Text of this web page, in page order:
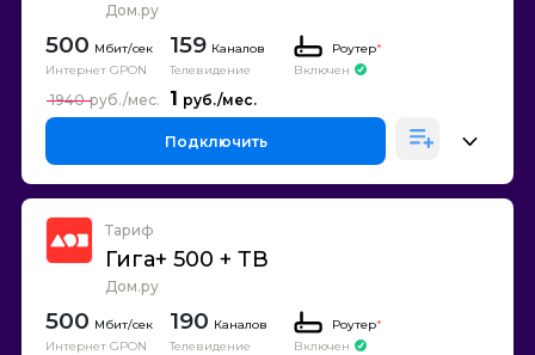
Дом.ру
500
Интернет GPON
159 Каналов
Телевидение
Роутер*
Включен
1
1940
Подключить
Тариф
Гига+ 500 + ТВ
Дом.ру
500
Интернет GPON
190 Каналов
Телевидение
Роутер*
Включен